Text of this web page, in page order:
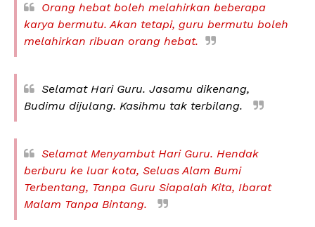
Orang hebat boleh melahirkan beberapa
karya bermutu. Akan tetapi, guru bermutu boleh
melahirkan ribuan orang hebat.
Selamat Hari Guru. Jasamu dikenang,
Budimu dijulang. Kasihmu tak terbilang.
Selamat Menyambut Hari Guru. Hendak
berburu ke luar kota, Seluas Alam Bumi
Terbentang, Tanpa Guru Siapalah Kita, Ibarat
Malam Tanpa Bintang.